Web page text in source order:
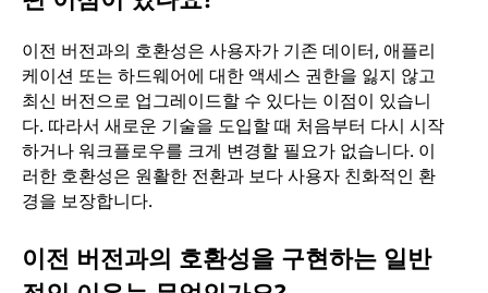
이전 버전과의 호환성은 사용자가 기존 데이터, 애플리
케이션 또는 하드웨어에 대한 액세스 권한을 잃지 않고
최신 버전으로 업그레이드할 수 있다는 이점이 있습니
다. 따라서 새로운 기술을 도입할 때 처음부터 다시 시작
하거나 워크플로우를 크게 변경할 필요가 없습니다. 이
러한 호환성은 원활한 전환과 보다 사용자 친화적인 환
경을 보장합니다.
이전 버전과의 호환성을 구현하는 일반